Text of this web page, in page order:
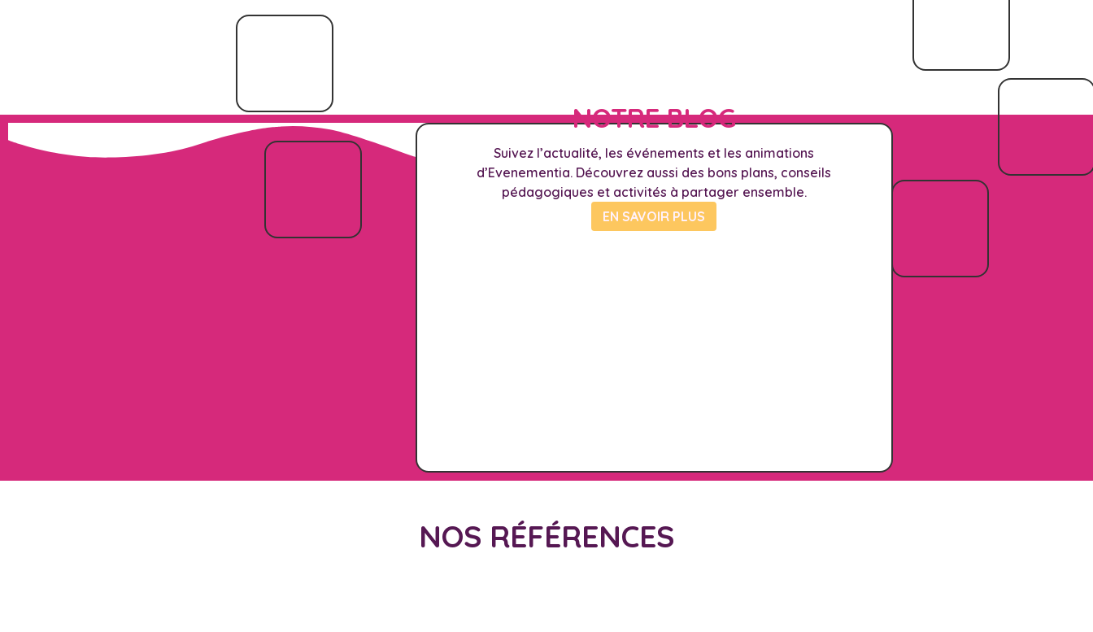
NOTRE BLOG
Suivez l’actualité, les événements et les animations
d’Evenementia. Découvrez aussi des bons plans, conseils
pédagogiques et activités à partager ensemble.
EN SAVOIR PLUS
NOS RÉFÉRENCES